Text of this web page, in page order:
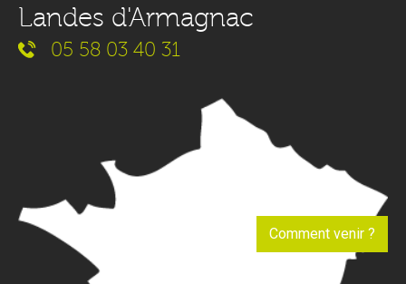
Landes d'Armagnac
05 58 03 40 31
Comment venir ?